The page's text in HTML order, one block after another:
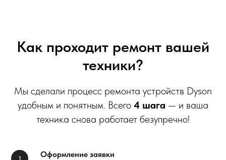
Как проходит ремонт вашей
техники?
Мы сделали процесс ремонта устройств Dyson
удобным и понятным. Всего 4 шага — и ваша
техника снова работает безупречно!
Оформление заявки